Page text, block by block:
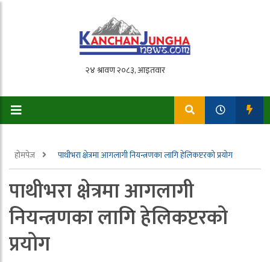
होमपेज पाथीभरा क्षेत्रमा आगलागी नियन्त्रणका लागि हेलिकप्टरको प्रयोग
पाथीभरा क्षेत्रमा आगलागी
नियन्त्रणका लागि हेलिकप्टरको
प्रयोग